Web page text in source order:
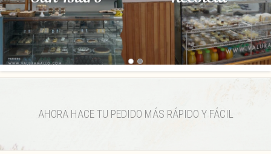
AHORA HACE TU PEDIDO MÁS RÁPIDO Y FÁCIL